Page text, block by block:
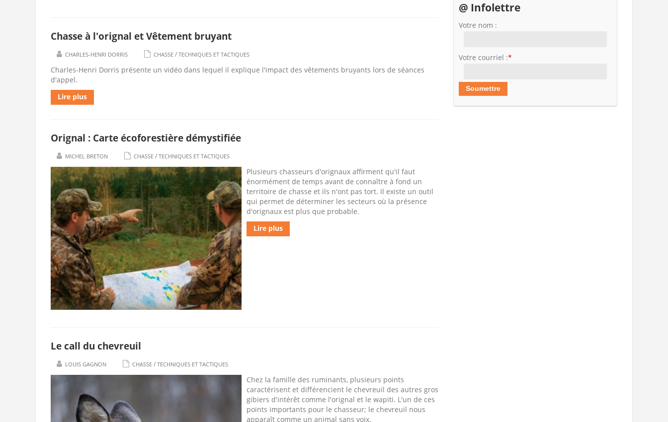
Chasse à l'orignal et Vêtement bruyant
CHARLES-HENRI DORRIS CHASSE / TECHNIQUES ET TACTIQUES
Charles-Henri Dorris présente un vidéo dans lequel il explique l'impact des vêtements bruyants lors de séances
d'appel.
Lire plus
Orignal : Carte écoforestière démystifiée
MICHEL BRETON CHASSE / TECHNIQUES ET TACTIQUES
Plusieurs chasseurs d'orignaux affirment qu'il faut
énormément de temps avant de connaître à fond un
territoire de chasse et ils n'ont pas tort. Il existe un outil
qui permet de déterminer les secteurs où la présence
d'orignaux est plus que probable.
Lire plus
Le call du chevreuil
LOUIS GAGNON CHASSE / TECHNIQUES ET TACTIQUES
Chez la famille des ruminants, plusieurs points
caractérisent et différencient le chevreuil des autres gros
gibiers d'intérêt comme l'orignal et le wapiti. L'un de ces
points importants pour le chasseur; le chevreuil nous
apparaît comme un animal sans voix.
@ Infolettre
Votre nom :
Votre courriel :*